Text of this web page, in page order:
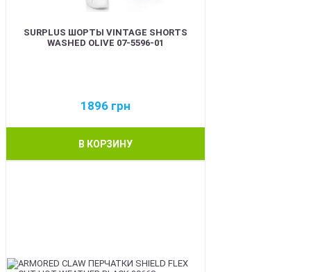
SURPLUS ШОРТЫ VINTAGE SHORTS
WASHED OLIVE 07-5596-01
1896 грн
В КОРЗИНУ